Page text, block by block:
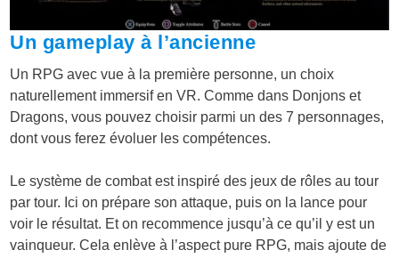
Un gameplay à l’ancienne
Un RPG avec vue à la première personne, un choix
naturellement immersif en VR. Comme dans Donjons et
Dragons, vous pouvez choisir parmi un des 7 personnages,
dont vous ferez évoluer les compétences.
Le système de combat est inspiré des jeux de rôles au tour
par tour. Ici on prépare son attaque, puis on la lance pour
voir le résultat. Et on recommence jusqu’à ce qu’il y est un
vainqueur. Cela enlève à l’aspect pure RPG, mais ajoute de